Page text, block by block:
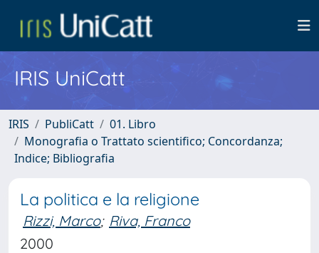
IRIS UniCatt
IRIS PubliCatt
01. Libro
Monografia o Trattato scientifico; Concordanza;
Indice; Bibliografia
La politica e la religione
Rizzi, Marco; Riva, Franco
2000